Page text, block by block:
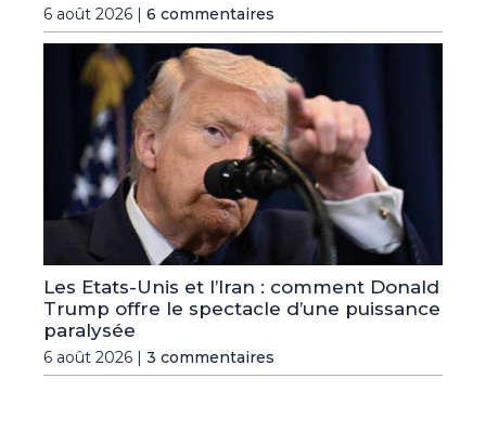
6 août 2026 | 6 commentaires
Les Etats-Unis et l’Iran : comment Donald
Trump offre le spectacle d’une puissance
paralysée
6 août 2026 | 3 commentaires